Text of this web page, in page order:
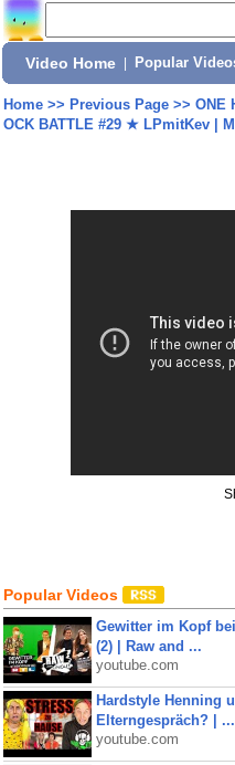
Video Home Popular
Home>> Previous Page>> ONE
OCK BATTLE #29 ★ LPmitKev |
Popular Videos
Gewitter im Kopf
(2) | Raw and ...
youtube.com
Hardstyle Henning
Elterngespräch? | ...
youtube.com